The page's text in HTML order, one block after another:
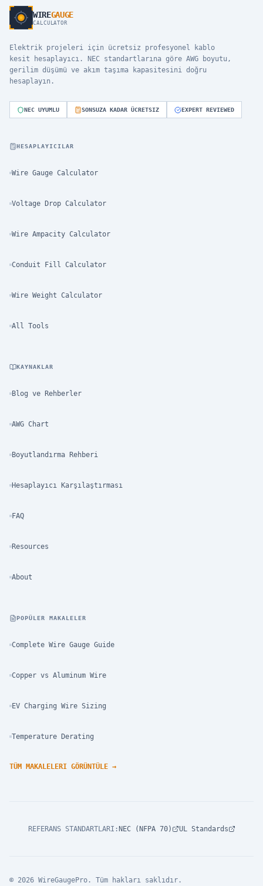
WIREGAUGE
CALCULATOR
Elektrik projeleri için ücretsiz profesyonel kablo
kesit hesaplayıcı. NEC standartlarına göre AWG boyutu,
gerilim düşümü ve akım taşıma kapasitesini doğru
hesaplayın.
NEC UYUMLU SONSUZA KADAR ÜCRETSIZ EXPERT REVIEWED
HESAPLAYICILAR
Wire Gauge Calculator
Voltage Drop Calculator
Wire Ampacity Calculator
Conduit Fill Calculator
Wire Weight Calculator
All Tools
KAYNAKLAR
Blog ve Rehberler
AWG Chart
Boyutlandırma Rehberi
Hesaplayıcı Karşılaştırması
FAQ
Resources
About
POPÜLER MAKALELER
Complete Wire Gauge Guide
Copper vs Aluminum Wire
EV Charging Wire Sizing
Temperature Derating
TÜM MAKALELERI GÖRÜNTÜLE →
REFERANS STANDARTLARI : NEC (NFPA 70) UL Standards
© 2026 WireGaugePro. Tüm hakları saklıdır.